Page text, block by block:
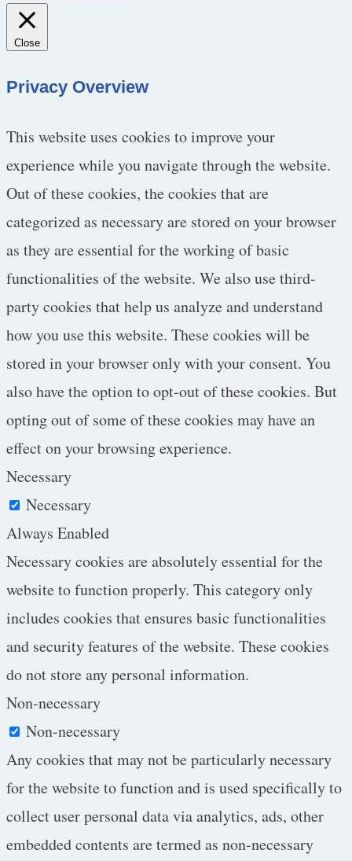
Close
Privacy Overview
This website uses cookies to improve your
experience while you navigate through the website.
Out of these cookies, the cookies that are
categorized as necessary are stored on your browser
as they are essential for the working of basic
functionalities of the website. We also use third-
party cookies that help us analyze and understand
how you use this website. These cookies will be
stored in your browser only with your consent. You
also have the option to opt-out of these cookies. But
opting out of some of these cookies may have an
effect on your browsing experience.
Necessary
Necessary
Always Enabled
Necessary cookies are absolutely essential for the
website to function properly. This category only
includes cookies that ensures basic functionalities
and security features of the website. These cookies
do not store any personal information.
Non-necessary
Non-necessary
Any cookies that may not be particularly necessary
for the website to function and is used specifically to
collect user personal data via analytics, ads, other
embedded contents are termed as non-necessary